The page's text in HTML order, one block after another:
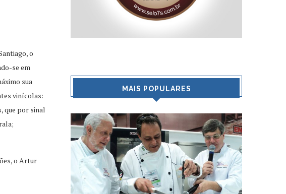
o
se em
sua
vinícolas:
que por sinal
o Artur
MAIS POPULARES